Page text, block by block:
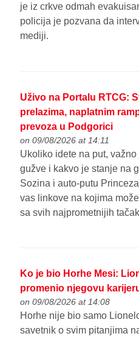
je iz crkve odmah
policija je pozvana da
mediji.
Uživo na Portalu RTCG:
prelazima, naplatnim
prevoza u Podgorici
on 09/08/2026 at 14:11
Ukoliko idete na put,
gužve i kakvo je stanje na
Sozina i auto-putu
vas linkove na kojima
sa svih najprometnijih
Ko je bio Horhe Mesi:
promenio njegovu
on 09/08/2026 at 14:08
Horhe nije bio samo
savetnik o svim pitanjima